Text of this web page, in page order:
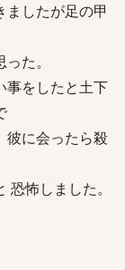
したが足の甲
た。
事をしたと土下
彼に会ったら殺
怖しました。